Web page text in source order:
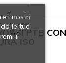
PTB CON
ISO
i nostri
le tue
il